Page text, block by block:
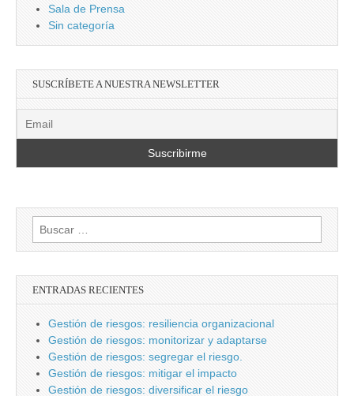
Sala de Prensa
Sin categoría
SUSCRÍBETE A NUESTRA NEWSLETTER
Buscar:
ENTRADAS RECIENTES
Gestión de riesgos: resiliencia organizacional
Gestión de riesgos: monitorizar y adaptarse
Gestión de riesgos: segregar el riesgo.
Gestión de riesgos: mitigar el impacto
Gestión de riesgos: diversificar el riesgo